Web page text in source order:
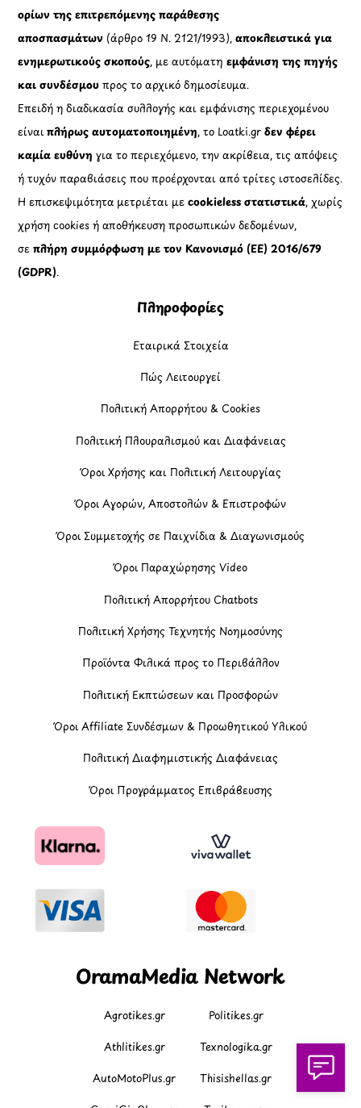
ορίων της επιτρεπόμενης παράθεσης
αποσπασμάτων (άρθρο 19 Ν. 2121/1993), αποκλειστικά για
ενημερωτικούς σκοπούς, με αυτόματηεμφάνιση της πηγής
και συνδέσμου προς το αρχικό δημοσίευμα.
Επειδή η διαδικασία συλλογής και εμφάνισης περιεχομένου
είναιπλήρως αυτοματοποιημένη, το Loatki.grδεν φέρει
καμία ευθύνη για το περιεχόμενο, την ακρίβεια, τις απόψεις
ή τυχόν παραβιάσεις που προέρχονται από τρίτες ιστοσελίδες.
Η επισκεψιμότητα μετριέται μεcookieless στατιστικά, χωρίς
χρήση cookies ή αποθήκευση προσωπικών δεδομένων,
σεπλήρη συμμόρφωση με τον Κανονισμό (ΕΕ) 2016/679
(GDPR).
Πληροφορίες
Εταιρικά Στοιχεία
Πώς Λειτουργεί
Πολιτική Απορρήτου & Cookies
Πολιτική Πλουραλισμού και Διαφάνειας
Όροι Χρήσης και Πολιτική Λειτουργίας
Όροι Αγορών, Αποστολών & Επιστροφών
Όροι Συμμετοχής σε Παιχνίδια & Διαγωνισμούς
Όροι Παραχώρησης Video
Πολιτική Απορρήτου Chatbots
Πολιτική Χρήσης Τεχνητής Νοημοσύνης
Προϊόντα Φιλικά προς το Περιβάλλον
Πολιτική Εκπτώσεων και Προσφορών
Όροι Affiliate Συνδέσμων & Προωθητικού Υλικού
Πολιτική Διαφημιστικής Διαφάνειας
Όροι Προγράμματος Επιβράβευσης
OramaMedia Network
Agrotikes.gr Politikes.gr
Athlitikes.gr Texnologika.gr
AutoMotoPlus.gr Thisishellas.gr